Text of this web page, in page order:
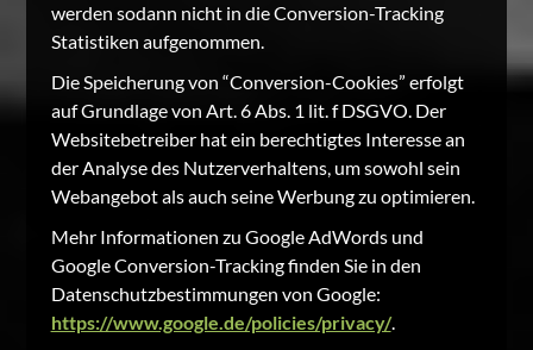
werden sodann nicht in die Conversion-Tracking
Statistiken aufgenommen.
Die Speicherung von “Conversion-Cookies” erfolgt
auf Grundlage von Art. 6 Abs. 1 lit. f DSGVO. Der
Websitebetreiber hat ein berechtigtes Interesse an
der Analyse des Nutzerverhaltens, um sowohl sein
Webangebot als auch seine Werbung zu optimieren.
Mehr Informationen zu Google AdWords und
Google Conversion-Tracking finden Sie in den
Datenschutzbestimmungen von Google:
https://www.google.de/policies/privacy/.